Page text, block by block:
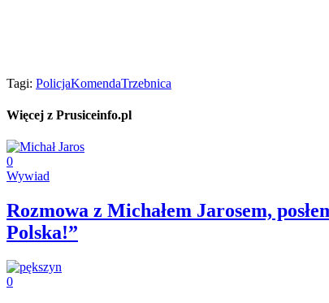
Tagi: PolicjaKomendaTrzebnica
Więcej z Prusiceinfo.pl
0
Wywiad
Rozmowa z Michałem Jarosem,
Polska!”
0